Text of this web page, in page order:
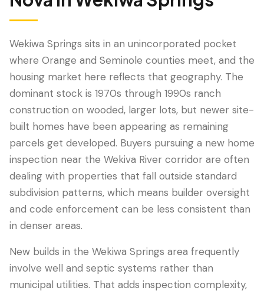
LANGUAGE
407-205-7228
Wekiwa Springs sits in an unincorporated pocket
where Orange and Seminole counties meet, and the
housing market here reflects that geography. The
dominant stock is 1970s through 1990s ranch
construction on wooded, larger lots, but newer site-
built homes have been appearing as remaining
parcels get developed. Buyers pursuing a new home
inspection near the Wekiva River corridor are often
dealing with properties that fall outside standard
subdivision patterns, which means builder oversight
and code enforcement can be less consistent than
in denser areas.
New builds in the Wekiwa Springs area frequently
involve well and septic systems rather than
municipal utilities. That adds inspection complexity,